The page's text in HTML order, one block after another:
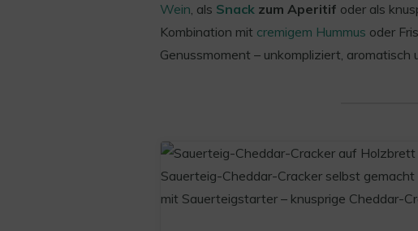
Wein, als Snackzum Aperitif oder als
Kombination mit cremigem Hummus oder
Genussmoment – unkompliziert, aromatisch